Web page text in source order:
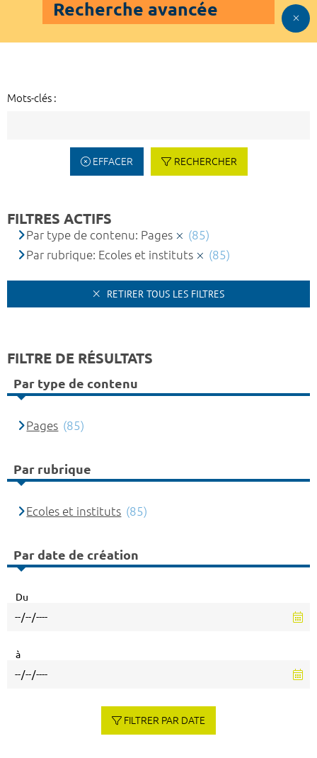
Recherche avancée
Mots-clés :
EFFACER RECHERCHER
FILTRES ACTIFS
Par type de contenu: Pages
(85)
Par rubrique: Ecoles et instituts
(85)
RETIRER TOUS LES FILTRES
FILTRE DE RÉSULTATS
Par type de contenu
Pages (85)
Par rubrique
Ecoles et instituts (85)
Par date de création
Du
à
FILTRER PAR DATE